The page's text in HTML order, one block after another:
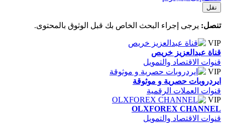
نقل
تنصل: يرجى إجراء البحث الخاص بك قبل الوثوق بالمحتوى.
VIP
قناة عبدالعزيز خريص
قنوات الاقتصاد والتمويل
VIP
ايردروبات حصرية و موثوقة
قنوات العملات الرقمية
VIP
OLXFOREX CHANNEL
قنوات الاقتصاد والتمويل